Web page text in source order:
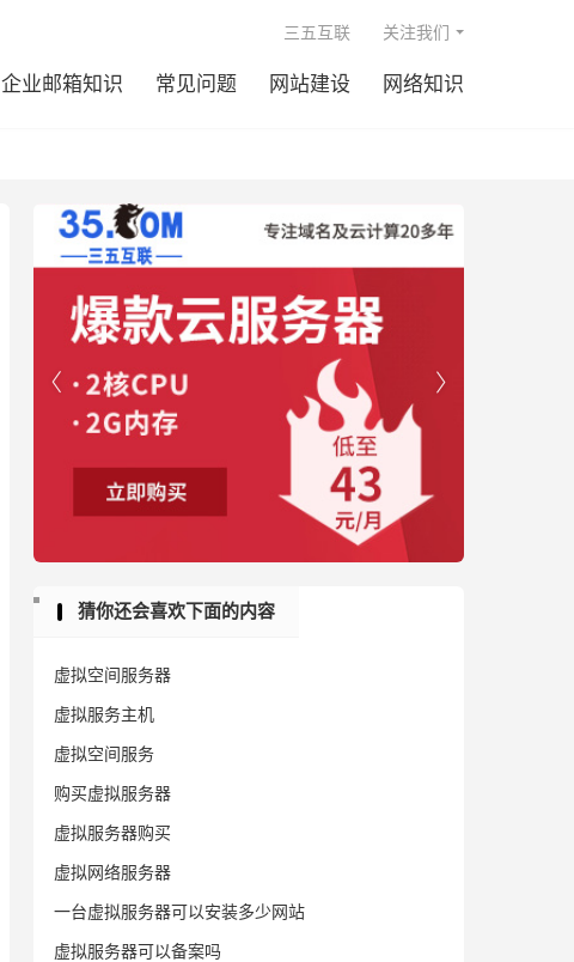
企业邮箱知识 常见问题 网站建设 网络知识
三五互联 关注我们


猜你还会喜欢下面的内容
虚拟空间服务器
虚拟服务主机
虚拟空间服务
购买虚拟服务器
虚拟服务器购买
虚拟网络服务器
一台虚拟服务器可以安装多少网站
虚拟服务器可以备案吗